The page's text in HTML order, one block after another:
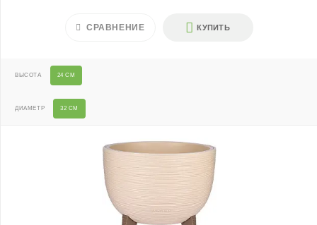
КУПИТЬ
СРАВНЕНИЕ
ВЫСОТА 24 СМ
ДИАМЕТР 32 СМ